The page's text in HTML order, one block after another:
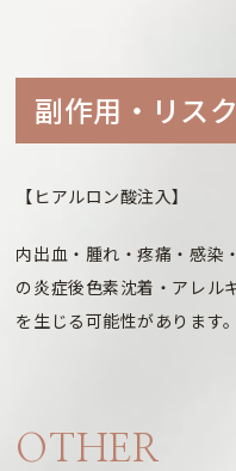
副作⽤・リス
【ヒアルロン酸注入】
内出血・腫れ・疼痛・感染
の炎症後色素沈着・アレル
を生じる可能性があります。
OTHER